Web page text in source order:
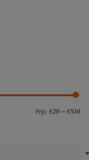
Prijs: €20—€530